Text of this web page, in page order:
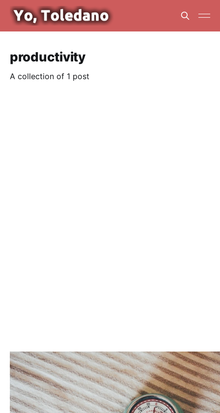
productivity
A collection of 1 post